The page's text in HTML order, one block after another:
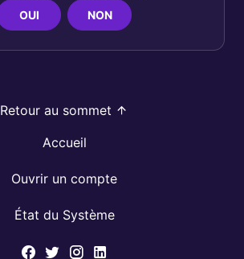
OUI NON
Retour au sommet
Accueil
Ouvrir un compte
État du Système